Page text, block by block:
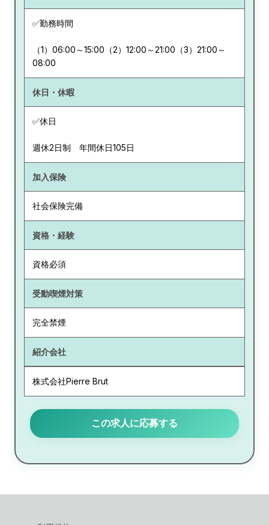
✅勤務時間
（1）06:00～15:00（2）12:00～21:00（3）21:00～
08:00
休日・休暇
✅休日
週休2日制 年間休日105日
加入保険
社会保険完備
資格・経験
資格必須
受動喫煙対策
完全禁煙
紹介会社
株式会社Pierre Brut
この求人に応募する